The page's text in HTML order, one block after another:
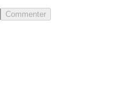
Commenter